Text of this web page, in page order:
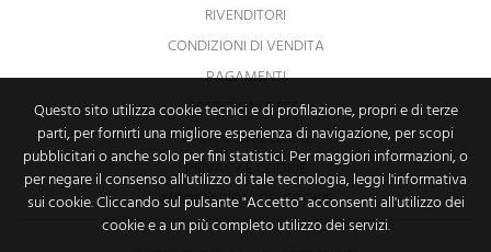
Questo sito utilizza cookie tecnici e di profilazione, propri e di terze
parti, per fornirti una migliore esperienza di navigazione, per scopi
pubblicitari o anche solo per fini statistici. Per maggiori informazioni, o
per negare il consenso all'utilizzo di tale tecnologia, leggi l'informativa
sui cookie. Cliccando sul pulsante "Accetto" acconsenti all'utilizzo dei
cookie e a un più completo utilizzo dei servizi.
RIVENDITORI
CONDIZIONI DI VENDITA
PAGAMENTI
SPEDIZIONI E RESI
DIRITTO DI RECESSO
PRIVACY E COOKIE
IMPOSTAZIONI DEI COOKIE